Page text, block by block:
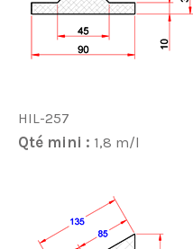
HIL-257
Qté mini : 1,8 m/l